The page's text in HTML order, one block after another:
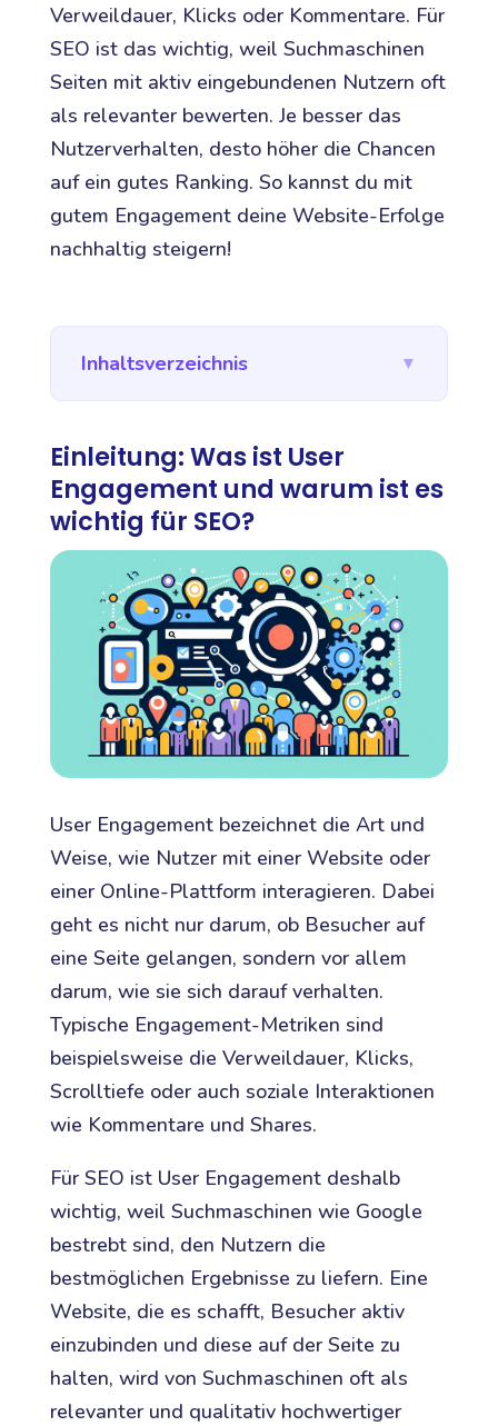
Verweildauer, Klicks oder Kommentare. Für
SEO ist das wichtig, weil Suchmaschinen
Seiten mit aktiv eingebundenen Nutzern oft
als relevanter bewerten. Je besser das
Nutzerverhalten, desto höher die Chancen
auf ein gutes Ranking. So kannst du mit
gutem Engagement deine Website-Erfolge
nachhaltig steigern!
Inhaltsverzeichnis ▼
Einleitung: Was ist User
Engagement und warum ist es
wichtig für SEO?
User Engagement bezeichnet die Art und
Weise, wie Nutzer mit einer Website oder
einer Online-Plattform interagieren. Dabei
geht es nicht nur darum, ob Besucher auf
eine Seite gelangen, sondern vor allem
darum, wie sie sich darauf verhalten.
Typische Engagement-Metriken sind
beispielsweise die Verweildauer, Klicks,
Scrolltiefe oder auch soziale Interaktionen
wie Kommentare und Shares.
Für SEO ist User Engagement deshalb
wichtig, weil Suchmaschinen wie Google
bestrebt sind, den Nutzern die
bestmöglichen Ergebnisse zu liefern. Eine
Website, die es schafft, Besucher aktiv
einzubinden und diese auf der Seite zu
halten, wird von Suchmaschinen oft als
relevanter und qualitativ hochwertiger